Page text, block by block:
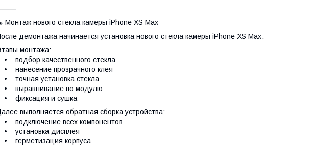
Монтаж нового стекла камеры iPhone XS Max
демонтажа начинается установка нового стекла камеры iPhone XS Max.
монтажа:
• подбор качественного стекла
• нанесение прозрачного клея
• точная установка стекла
• выравнивание по модулю
• фиксация и сушка
выполняется обратная сборка устройства:
• подключение всех компонентов
• установка дисплея
• герметизация корпуса